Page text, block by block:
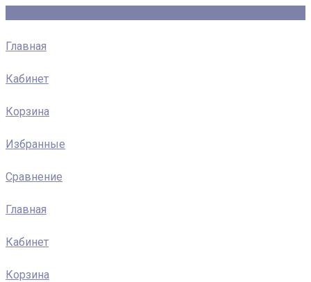
Главная
Кабинет
Корзина
Избранные
Сравнение
Главная
Кабинет
Корзина